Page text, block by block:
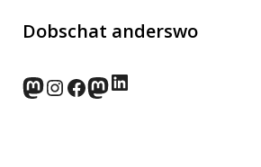
Dobschat anderswo
norden.social
Instagram
Facebook
wp-punks.social
LinkedIn